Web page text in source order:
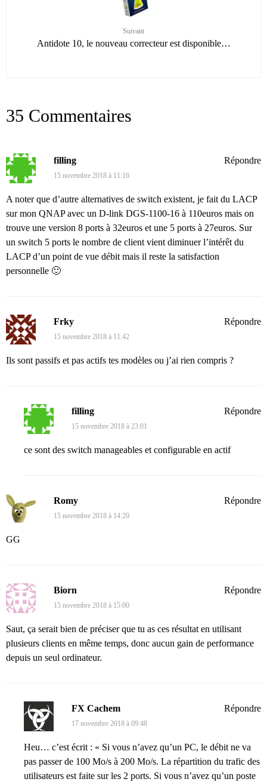
Suivant
Antidote 10, le nouveau correcteur est disponible…
35 Commentaires
filling
15 novembre 2018 à 11:16
A noter que d’autre alternatives de switch existent, je fait du LACP
sur mon QNAP avec un D-link DGS-1100-16 à 110euros mais on
trouve une version 8 ports à 32euros et une 5 ports à 27euros. Sur
un switch 5 ports le nombre de client vient diminuer l’intérêt du
LACP d’un point de vue débit mais il reste la satisfaction
personnelle 🙂
Répondre
Frky
15 novembre 2018 à 11:42
Ils sont passifs et pas actifs tes modèles ou j’ai rien compris ?
Répondre
filling
15 novembre 2018 à 23:01
ce sont des switch manageables et configurable en actif
Répondre
Romy
15 novembre 2018 à 14:20
GG
Répondre
Biorn
15 novembre 2018 à 15:00
Saut, ça serait bien de préciser que tu as ces résultat en utilisant
plusieurs clients en même temps, donc aucun gain de performance
depuis un seul ordinateur.
Répondre
FX Cachem
17 novembre 2018 à 09:48
Heu… c’est écrit : « Si vous n’avez qu’un PC, le débit ne va
pas passer de 100 Mo/s à 200 Mo/s. La répartition du trafic des
utilisateurs est faite sur les 2 ports. Si vous n’avez qu’un poste
Répondre